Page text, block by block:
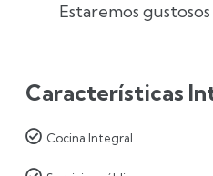
Estaremos
Características
 Cocina Integral